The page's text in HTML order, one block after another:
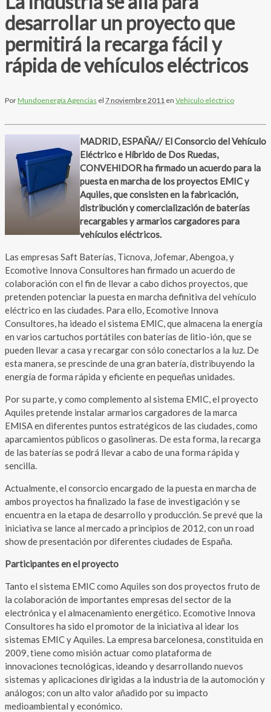
desarrollar un proyecto que
permitirá la recarga fácil y
rápida de vehículos eléctricos
PorMundoenergía Agencias el 7 noviembre 2011 en Vehículo eléctrico
MADRID, ESPAÑA// El Consorcio del Vehículo
Eléctrico e Híbrido de Dos Ruedas,
CONVEHIDOR ha firmado un acuerdo para la
puesta en marcha de los proyectos EMIC y
Aquiles, que consisten en la fabricación,
distribución y comercialización de baterías
recargables y armarios cargadores para
vehículos eléctricos.
Las empresas Saft Baterías, Ticnova, Jofemar, Abengoa, y
Ecomotive Innova Consultores han firmado un acuerdo de
colaboración con el fin de llevar a cabo dichos proyectos, que
pretenden potenciar la puesta en marcha definitiva del vehículo
eléctrico en las ciudades. Para ello, Ecomotive Innova
Consultores, ha ideado el sistema EMIC, que almacena la energía
en varios cartuchos portátiles con baterías de litio-ión, que se
pueden llevar a casa y recargar con sólo conectarlos a la luz. De
esta manera, se prescinde de una gran batería, distribuyendo la
energía de forma rápida y eficiente en pequeñas unidades.
Por su parte, y como complemento al sistema EMIC, el proyecto
Aquiles pretende instalar armarios cargadores de la marca
EMISA en diferentes puntos estratégicos de las ciudades, como
aparcamientos públicos o gasolineras. De esta forma, la recarga
de las baterías se podrá llevar a cabo de una forma rápida y
sencilla.
Actualmente, el consorcio encargado de la puesta en marcha de
ambos proyectos ha finalizado la fase de investigación y se
encuentra en la etapa de desarrollo y producción. Se prevé que la
iniciativa se lance al mercado a principios de 2012, con un road
show de presentación por diferentes ciudades de España.
Participantes en el proyecto
Tanto el sistema EMIC como Aquiles son dos proyectos fruto de
la colaboración de importantes empresas del sector de la
electrónica y el almacenamiento energético. Ecomotive Innova
Consultores ha sido el promotor de la iniciativa al idear los
sistemas EMIC y Aquiles. La empresa barcelonesa, constituida en
2009, tiene como misión actuar como plataforma de
innovaciones tecnológicas, ideando y desarrollando nuevos
sistemas y aplicaciones dirigidas a la industria de la automoción y
análogos; con un alto valor añadido por su impacto
medioambiental y económico.